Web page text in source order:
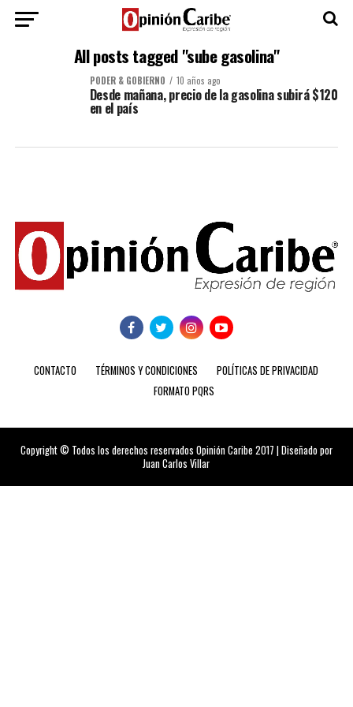
All posts tagged "sube gasolina"
PODER & GOBIERNO 10 años ago
Desde mañana, precio de la gasolina subirá $120
en el país
CONTACTO TÉRMINOS Y CONDICIONES
POLÍTICAS DE PRIVACIDAD
FORMATO PQRS
Copyright © Todos los derechos reservados Opinión Caribe 2017 | Diseñado por
Juan Carlos Villar